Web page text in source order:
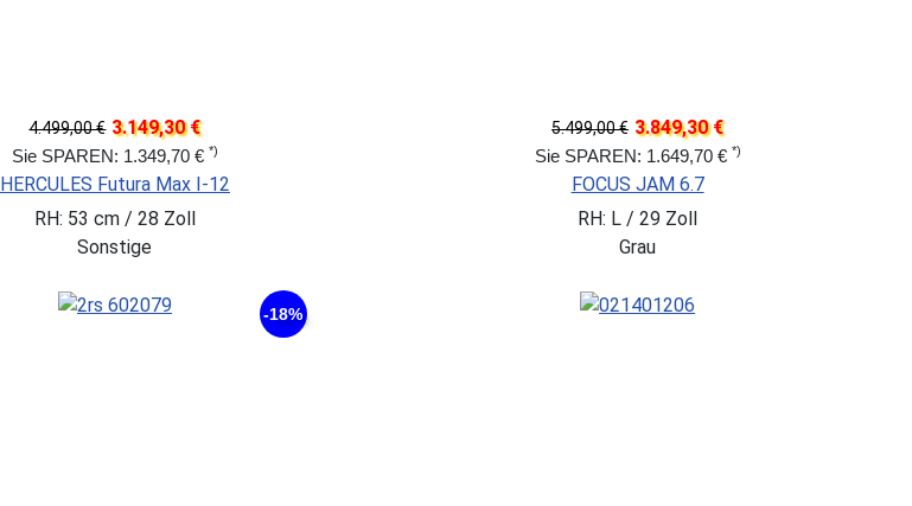
4.499,00 € 3.149,30 €
Sie SPAREN: 1.349,70 € *)
HERCULES Futura Max I-12
RH: 53 cm / 28 Zoll
Sonstige
5.499,00 € 3.849,30 €
Sie SPAREN: 1.649,70 € *)
FOCUS JAM 6.7
RH: L / 29 Zoll
Grau
-18%